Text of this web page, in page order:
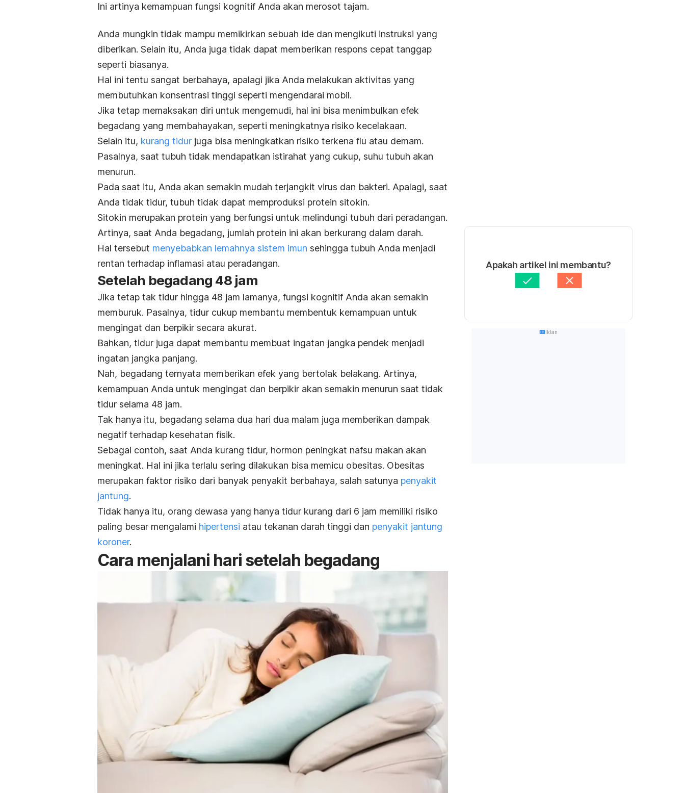
Ini artinya kemampuan fungsi kognitif Anda akan merosot tajam.
Anda mungkin tidak mampu memikirkan sebuah ide dan mengikuti instruksi yang
diberikan. Selain itu, Anda juga tidak dapat memberikan respons cepat tanggap
seperti biasanya.
Hal ini tentu sangat berbahaya, apalagi jika Anda melakukan aktivitas yang
membutuhkan konsentrasi tinggi seperti mengendarai mobil.
Jika tetap memaksakan diri untuk mengemudi, hal ini bisa menimbulkan efek
begadang yang membahayakan, seperti meningkatnya risiko kecelakaan.
Selain itu, kurang tidur juga bisa meningkatkan risiko terkena flu atau demam.
Pasalnya, saat tubuh tidak mendapatkan istirahat yang cukup, suhu tubuh akan
menurun.
Pada saat itu, Anda akan semakin mudah terjangkit virus dan bakteri. Apalagi, saat
Anda tidak tidur, tubuh tidak dapat memproduksi protein sitokin.
Sitokin merupakan protein yang berfungsi untuk melindungi tubuh dari peradangan.
Artinya, saat Anda begadang, jumlah protein ini akan berkurang dalam darah.
Hal tersebut menyebabkan lemahnya sistem imun sehingga tubuh Anda menjadi
rentan terhadap inflamasi atau peradangan.
Setelah begadang 48 jam
Jika tetap tak tidur hingga 48 jam lamanya, fungsi kognitif Anda akan semakin
memburuk. Pasalnya, tidur cukup membantu membentuk kemampuan untuk
mengingat dan berpikir secara akurat.
Bahkan, tidur juga dapat membantu membuat ingatan jangka pendek menjadi
ingatan jangka panjang.
Nah, begadang ternyata memberikan efek yang bertolak belakang. Artinya,
kemampuan Anda untuk mengingat dan berpikir akan semakin menurun saat tidak
tidur selama 48 jam.
Tak hanya itu, begadang selama dua hari dua malam juga memberikan dampak
negatif terhadap kesehatan fisik.
Sebagai contoh, saat Anda kurang tidur, hormon peningkat nafsu makan akan
meningkat. Hal ini jika terlalu sering dilakukan bisa memicu obesitas. Obesitas
merupakan faktor risiko dari banyak penyakit berbahaya, salah satunya penyakit
jantung.
Tidak hanya itu, orang dewasa yang hanya tidur kurang dari 6 jam memiliki risiko
paling besar mengalami hipertensi atau tekanan darah tinggi dan penyakit jantung
koroner.
Cara menjalani hari setelah begadang
Apakah artikel ini membantu?
Iklan